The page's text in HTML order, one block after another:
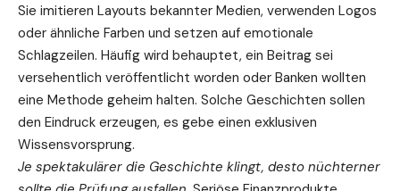
Sie imitieren Layouts bekannter Medien, verwenden Logos
oder ähnliche Farben und setzen auf emotionale
Schlagzeilen. Häufig wird behauptet, ein Beitrag sei
versehentlich veröffentlicht worden oder Banken wollten
eine Methode geheim halten. Solche Geschichten sollen
den Eindruck erzeugen, es gebe einen exklusiven
Wissensvorsprung.
Je spektakulärer die Geschichte klingt, desto nüchterner